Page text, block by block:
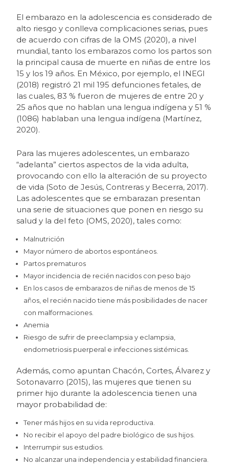
El embarazo en la adolescencia es considerado de
alto riesgo y conlleva complicaciones serias, pues
de acuerdo con cifras de la OMS (2020), a nivel
mundial, tanto los embarazos como los partos son
la principal causa de muerte en niñas de entre los
15 y los 19 años. En México, por ejemplo, el INEGI
(2018) registró 21 mil 195 defunciones fetales, de
las cuales, 83 % fueron de mujeres de entre 20 y
25 años que no hablan una lengua indígena y 51 %
(1086) hablaban una lengua indígena (Martínez,
2020).
Para las mujeres adolescentes, un embarazo
“adelanta” ciertos aspectos de la vida adulta,
provocando con ello la alteración de su proyecto
de vida (Soto de Jesús, Contreras y Becerra, 2017).
Las adolescentes que se embarazan presentan
una serie de situaciones que ponen en riesgo su
salud y la del feto (OMS, 2020), tales como:
Malnutrición
Mayor número de abortos espontáneos.
Partos prematuros
Mayor incidencia de recién nacidos con peso bajo
En los casos de embarazos de niñas de menos de 15
años, el recién nacido tiene más posibilidades de nacer
con malformaciones.
Anemia
Riesgo de sufrir de preeclampsia y eclampsia,
endometriosis puerperal e infecciones sistémicas.
Además, como apuntan Chacón, Cortes, Álvarez y
Sotonavarro (2015), las mujeres que tienen su
primer hijo durante la adolescencia tienen una
mayor probabilidad de:
Tener más hijos en su vida reproductiva.
No recibir el apoyo del padre biológico de sus hijos.
Interrumpir sus estudios.
No alcanzar una independencia y estabilidad financiera.